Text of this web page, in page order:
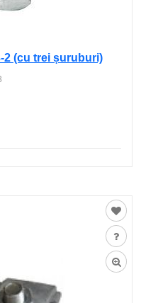
2 (cu trei șuruburi)